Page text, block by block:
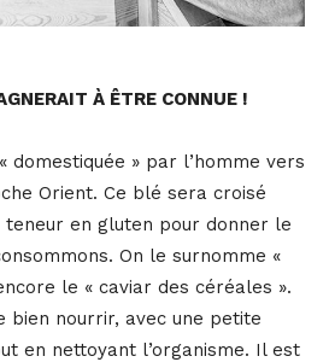
À ÊTRE CONNUE !
» par l’homme vers
Orient. Ce blé sera croisé
teneur en gluten pour donner le
On le surnomme «
le « caviar des céréales ».
nourrir, avec une petite
en nettoyant l’organisme. Il est